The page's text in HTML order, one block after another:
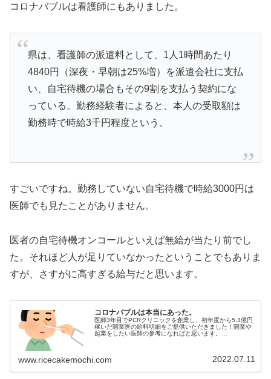
コロナバブルは看護師にもありました。
県は、看護師の派遣料として、1人1時間あたり
4840円（深夜・早朝は25%増）を派遣会社に支払
い、自宅待機の場合もその9割を支払う契約にな
っている。勤務経験者によると、本人の受取額は
勤務時で時給3千円程度という。
すごいですね。勤務していない自宅待機で時給3000円は
医師でも見たことがありません。
医者の自宅待機オンコールといえば無給が当たり前でし
た。それほど人が足りていなかったということでもありま
すが、さすがに高すぎる給与だと思います。
コロナバブルは本当にあった。
医師3年目でPCRクリニックを創業し、初年度から5.3億円
稼いだ開業医の給料明細をご提供いただきました！開業や
起業をしたい医師の参考になればと思います。
www.ricecakemochi.com 2022.07.11